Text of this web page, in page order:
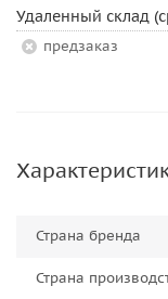
Удаленный склад
Предзаказ
Страна бренда
Страна